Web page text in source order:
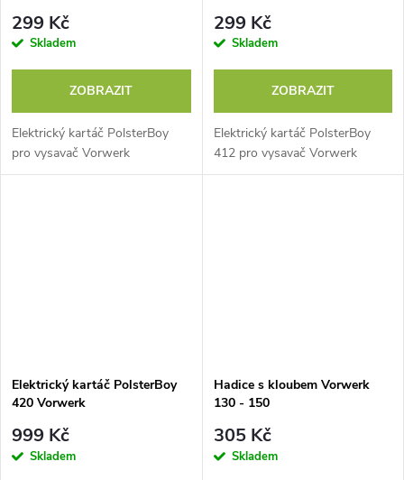
299 Kč
Skladem
ZOBRAZIT
Elektrický kartáč PolsterBoy
pro vysavač Vorwerk
299 Kč
Skladem
ZOBRAZIT
Elektrický kartáč PolsterBoy
412 pro vysavač Vorwerk
Elektrický kartáč PolsterBoy
420 Vorwerk
999 Kč
Skladem
Hadice s kloubem Vorwerk
130 - 150
305 Kč
Skladem